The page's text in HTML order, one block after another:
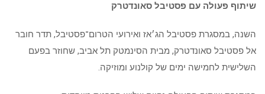
שיתוף פעולה עם פסטיבל סאונדטרק
השנה, במסגרת פסטיבל הג׳אז ואירועי הטרום־פסטיבל, תדר חובר
אל פסטיבל סאונדטרק, מבית הסינמטק תל אביב, שחוזר בפעם
השלישית לחמישה ימים של קולנוע ומוזיקה.